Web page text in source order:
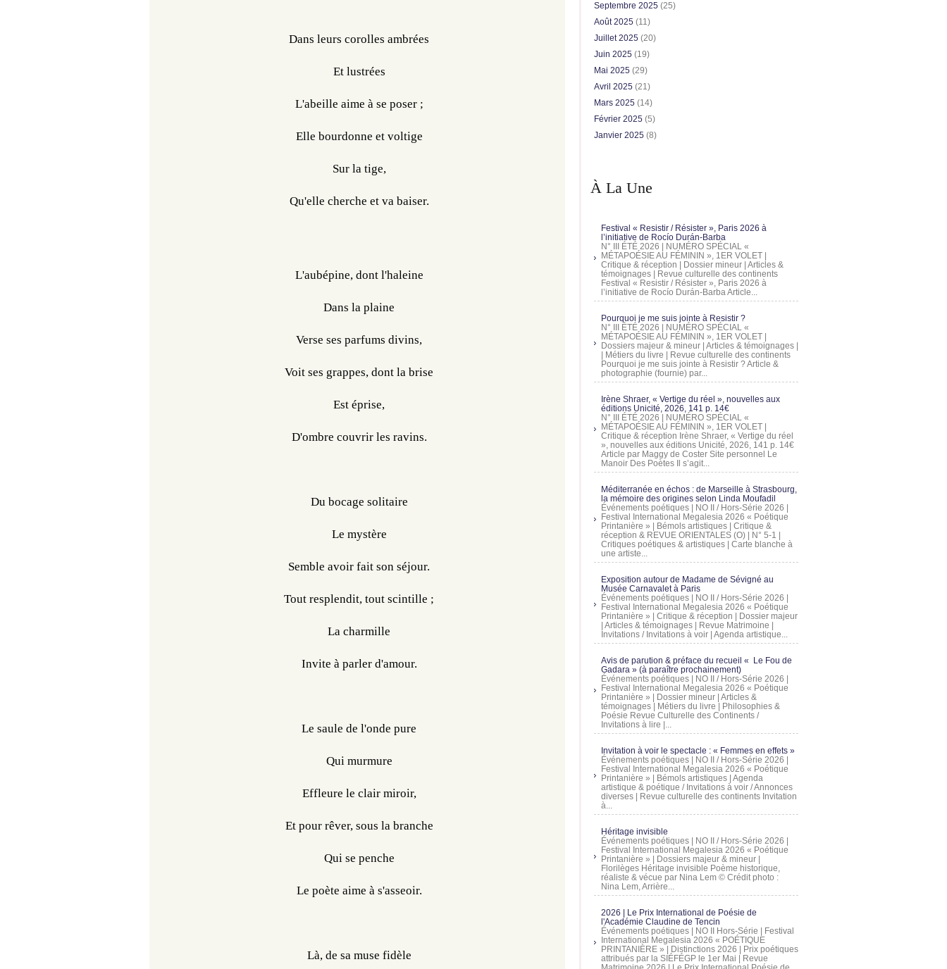
Dans leurs corolles ambrées
Et lustrées
L'abeille aime à se poser ;
Elle bourdonne et voltige
Sur la tige,
Qu'elle cherche et va baiser.
L'aubépine, dont l'haleine
Dans la plaine
Verse ses parfums divins,
Voit ses grappes, dont la brise
Est éprise,
D'ombre couvrir les ravins.
Du bocage solitaire
Le mystère
Semble avoir fait son séjour.
Tout resplendit, tout scintille ;
La charmille
Invite à parler d'amour.
Le saule de l'onde pure
Qui murmure
Effleure le clair miroir,
Et pour rêver, sous la branche
Qui se penche
Le poète aime à s'asseoir.
Là, de sa muse fidèle
Septembre 2025 (25)
Août 2025 (11)
Juillet 2025 (20)
Juin 2025 (19)
Mai 2025 (29)
Avril 2025 (21)
Mars 2025 (14)
Février 2025 (5)
Janvier 2025 (8)
À La Une
Festival « Resistir / Résister », Paris 2026 à
l’initiative de Rocío Durán-Barba
N° III ÉTÉ 2026 | NUMÉRO SPÉCIAL «
MÉTAPOÉSIE AU FÉMININ », 1ER VOLET |
Critique & réception | Dossier mineur | Articles &
témoignages | Revue culturelle des continents
Festival « Resistir / Résister », Paris 2026 à
l’initiative de Rocío Durán-Barba Article...
Pourquoi je me suis jointe à Resistir ?
N° III ÉTÉ 2026 | NUMÉRO SPÉCIAL «
MÉTAPOÉSIE AU FÉMININ », 1ER VOLET |
Dossiers majeur & mineur | Articles & témoignages |
| Métiers du livre | Revue culturelle des continents
Pourquoi je me suis jointe à Resistir ? Article &
photographie (fournie) par...
Irène Shraer, « Vertige du réel », nouvelles aux
éditions Unicité, 2026, 141 p. 14€
N° III ÉTÉ 2026 | NUMÉRO SPÉCIAL «
MÉTAPOÉSIE AU FÉMININ », 1ER VOLET |
Critique & réception Irène Shraer, « Vertige du réel
», nouvelles aux éditions Unicité, 2026, 141 p. 14€
Article par Maggy de Coster Site personnel Le
Manoir Des Poètes Il s’agit...
Méditerranée en échos : de Marseille à Strasbourg,
la mémoire des origines selon Linda Moufadil
Événements poétiques | NO II / Hors-Série 2026 |
Festival International Megalesia 2026 « Poétique
Printanière » | Bémols artistiques | Critique &
réception & REVUE ORIENTALES (O) | N° 5-1 |
Critiques poétiques & artistiques | Carte blanche à
une artiste...
Exposition autour de Madame de Sévigné au
Musée Carnavalet à Paris
Événements poétiques | NO II / Hors-Série 2026 |
Festival International Megalesia 2026 « Poétique
Printanière » | Critique & réception | Dossier majeur
| Articles & témoignages | Revue Matrimoine |
Invitations / Invitations à voir | Agenda artistique...
Avis de parution & préface du recueil « Le Fou de
Gadara » (à paraître prochainement)
Événements poétiques | NO II / Hors-Série 2026 |
Festival International Megalesia 2026 « Poétique
Printanière » | Dossier mineur | Articles &
témoignages | Métiers du livre | Philosophies &
Poésie Revue Culturelle des Continents /
Invitations à lire |...
Invitation à voir le spectacle : « Femmes en effets »
Événements poétiques | NO II / Hors-Série 2026 |
Festival International Megalesia 2026 « Poétique
Printanière » | Bémols artistiques | Agenda
artistique & poétique / Invitations à voir / Annonces
diverses | Revue culturelle des continents Invitation
à...
Héritage invisible
Événements poétiques | NO II / Hors-Série 2026 |
Festival International Megalesia 2026 « Poétique
Printanière » | Dossiers majeur & mineur |
Florilèges Héritage invisible Poème historique,
réaliste & vécue par Nina Lem © Crédit photo :
Nina Lem, Arrière...
2026 | Le Prix International de Poésie de
l'Académie Claudine de Tencin
Événements poétiques | NO II Hors-Série | Festival
International Megalesia 2026 « POÉTIQUE
PRINTANIÈRE » | Distinctions 2026 | Prix poétiques
attribués par la SIÉFÉGP le 1er Mai | Revue